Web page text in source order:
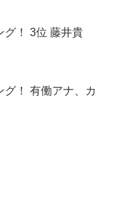
グ！ 3位 藤井貴
グ！ 有働アナ、カ